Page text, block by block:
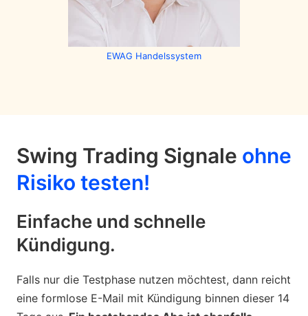
EWAG Handelssystem
Swing Trading Signale ohne
Risiko testen!
Einfache und schnelle
Kündigung.
Falls nur die Testphase nutzen möchtest, dann reicht
eine formlose E-Mail mit Kündigung binnen dieser 14